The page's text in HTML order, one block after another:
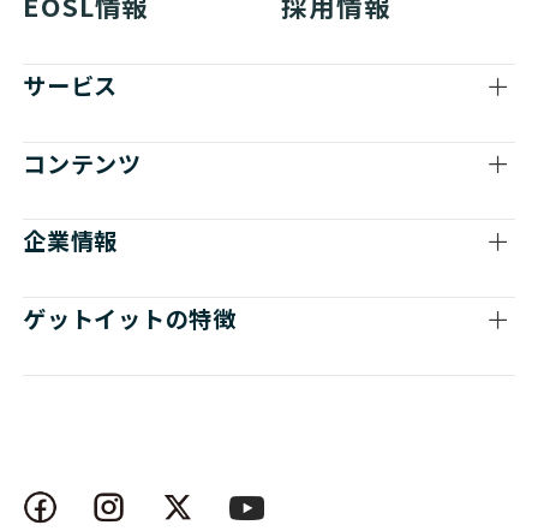
サービス
コンテンツ
企業情報
ゲットイットの特徴